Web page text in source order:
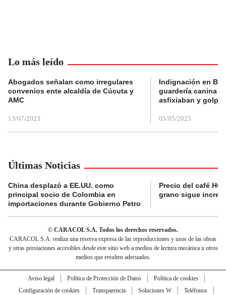
Lo más leído
Abogados señalan como irregulares
convenios ente alcaldía de Cúcuta y
AMC
13/07/2023
Indignación en
guardería canina
asfixiaban y
05/05/2025
Últimas Noticias
China desplazó a EE.UU. como
principal socio de Colombia en
importaciones durante Gobierno Petro
Precio del café
grano sigue
© CARACOL S.A. Todos los derechos reservados.
CARACOL S.A. realiza una reserva expresa de las reproducciones y usos de las obras
y otras prestaciones accesibles desde este sitio web a medios de lectura mecánica u otros
medios que resulten adecuados.
Aviso legal Política de Protección de Datos
Política de cookies
Configuración de cookies
Transparencia Soluciones W
Teléfonos